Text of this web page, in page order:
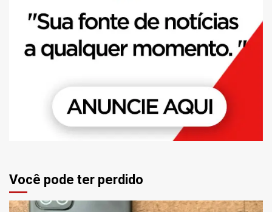
Você pode ter perdido